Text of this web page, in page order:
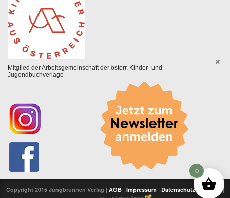
Mitglied der Arbeitsgemeinschaft der österr. Kinder- und
Jugendbuchverlage
Copyright 2015 Jungbrunnen Verlag | AGB| Impressum | Datenschutzerklärung |
0